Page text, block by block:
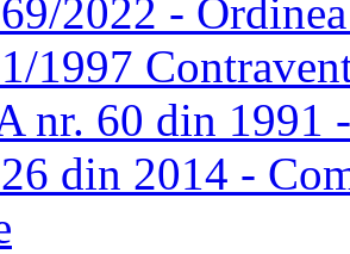
2022 -
1997
nr. 60 din 1991
din 2014 -